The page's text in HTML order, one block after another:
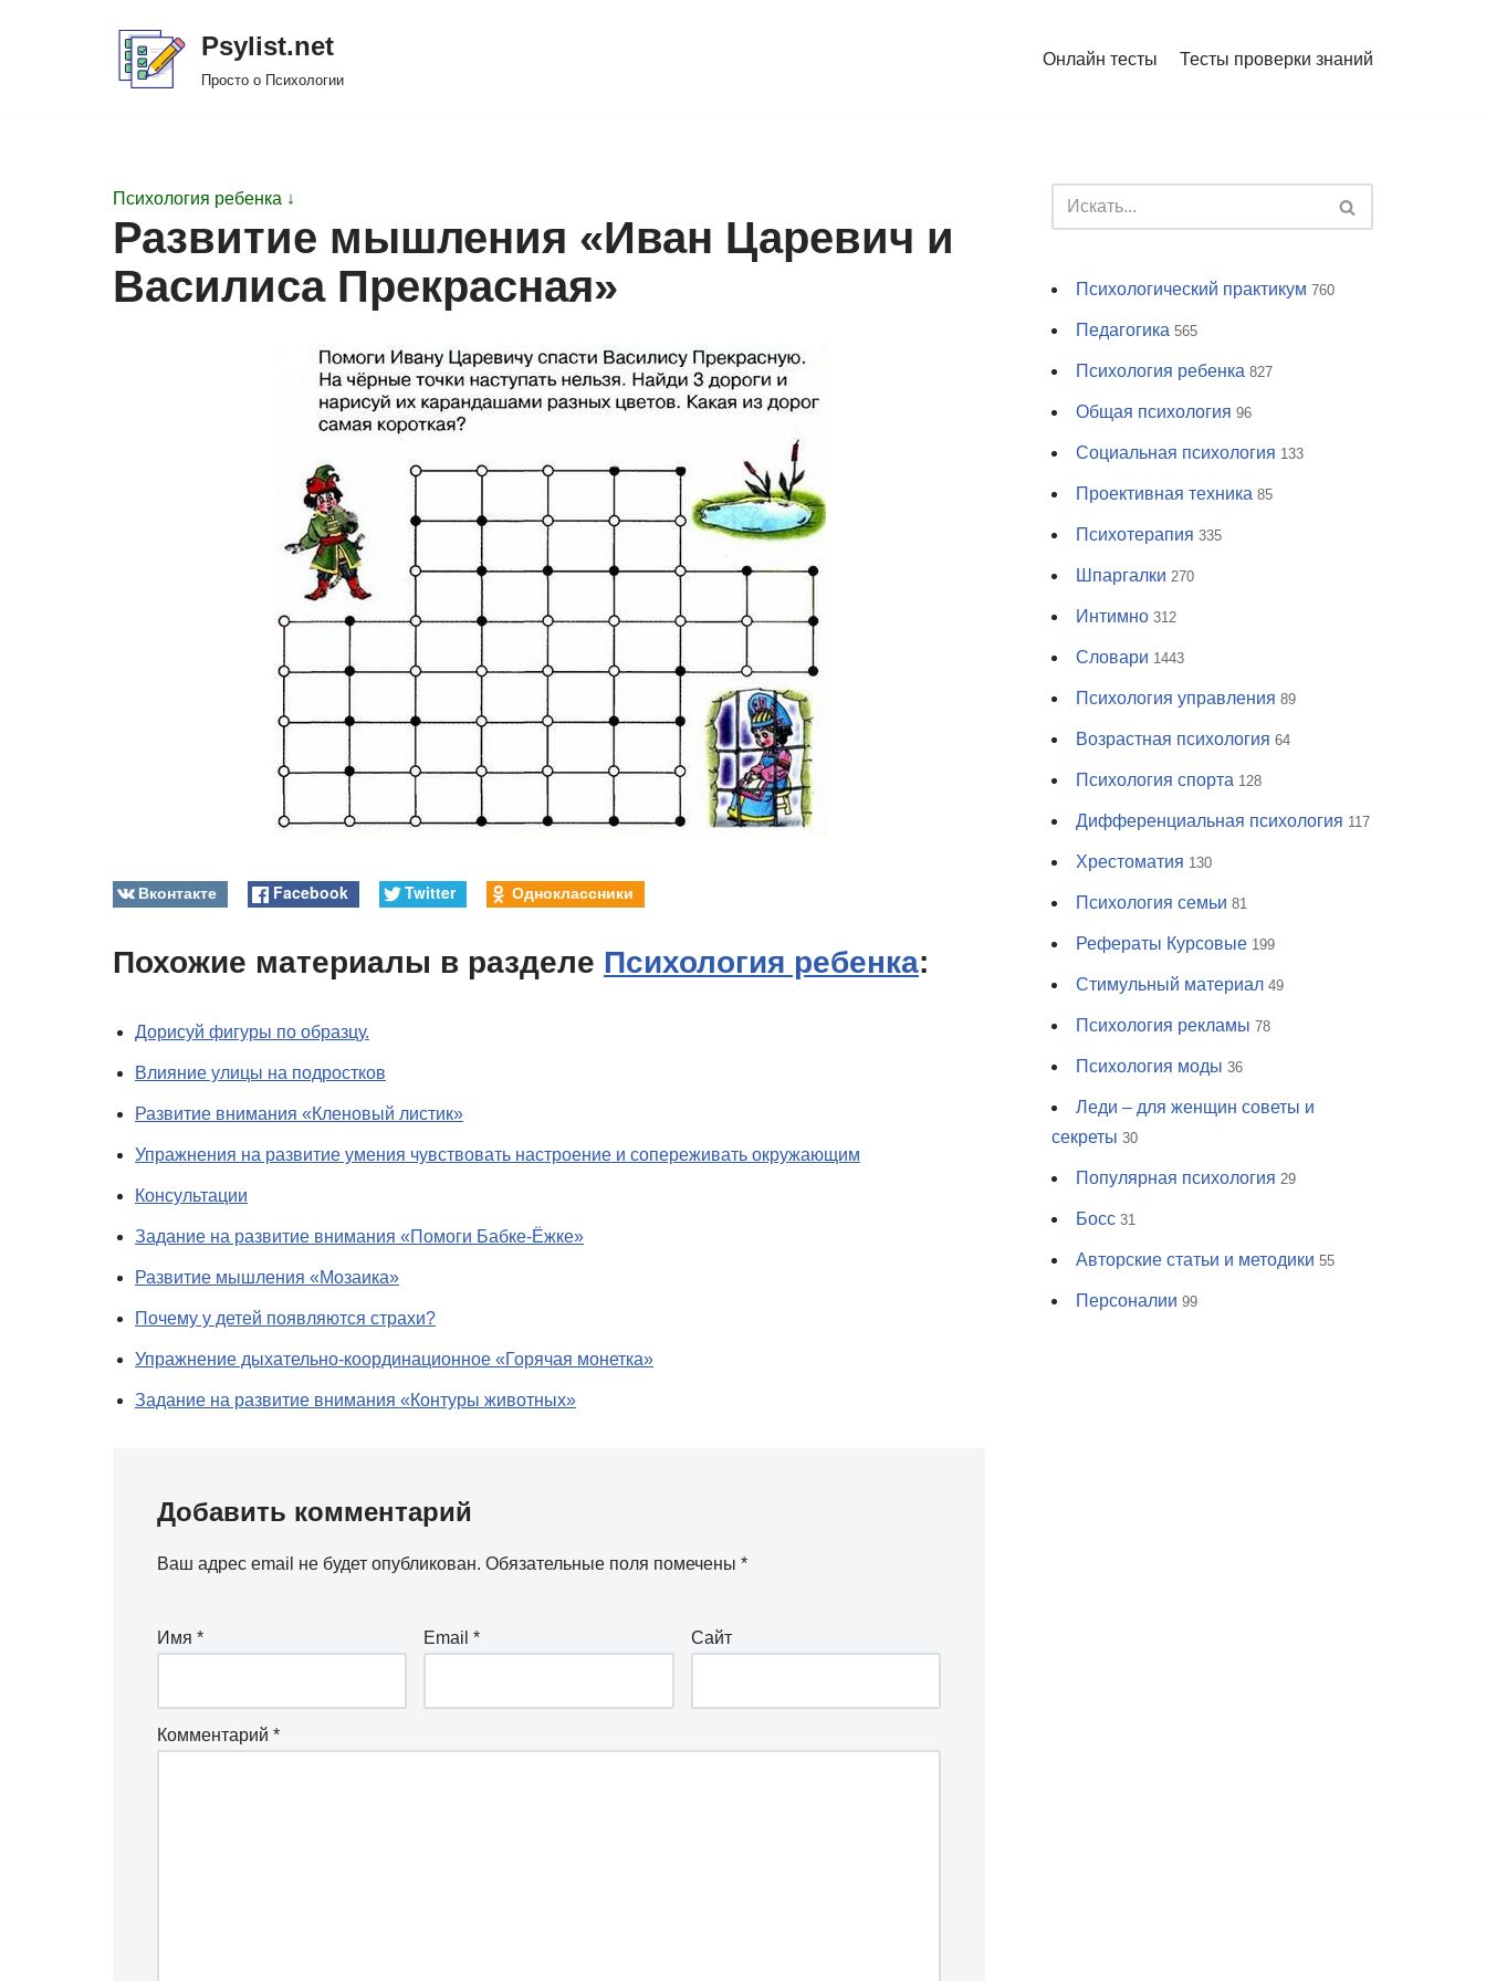
Psylist.net
Просто о Психологии
Онлайн тесты Тесты проверки знаний
Психология ребенка ↓
Развитие мышления «Иван Царевич и
Василиса Прекрасная»
Вконтакте Facebook Twitter Одноклассники
Похожие материалы в разделе Психология ребенка:
Дорисуй фигуры по образцу.
Влияние улицы на подростков
Развитие внимания «Кленовый листик»
Упражнения на развитие умения чувствовать настроение и сопереживать окружающим
Консультации
Задание на развитие внимания «Помоги Бабке-Ёжке»
Развитие мышления «Мозаика»
Почему у детей появляются страхи?
Упражнение дыхательно-координационное «Горячая монетка»
Задание на развитие внимания «Контуры животных»
Добавить комментарий
Ваш адрес email не будет опубликован. Обязательные поля помечены *
Имя * Email* Сайт
Комментарий *
Психологический практикум 760
Педагогика 565
Психология ребенка 827
Общая психология 96
Социальная психология 133
Проективная техника 85
Психотерапия 335
Шпаргалки 270
Интимно 312
Словари 1443
Психология управления 89
Возрастная психология 64
Психология спорта 128
Дифференциальная психология 117
Хрестоматия 130
Психология семьи 81
Рефераты Курсовые 199
Стимульный материал 49
Психология рекламы 78
Психология моды 36
Леди – для женщин советы и
секреты 30
Популярная психология 29
Босс 31
Авторские статьи и методики 55
Персоналии 99